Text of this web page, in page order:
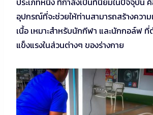
อุปกรณ์ที่จะช่วยให้ท่านสามารถสร้างควา
เนื้อ เหมาะสำหรับนักกีฬา และนักกอล์ฟ
แข็งแรงในส่วนต่างๆ ของร่างกาย